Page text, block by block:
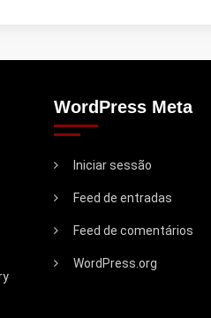
WordPress Meta
Iniciar sessão
Feed de entradas
Feed de comentários
WordPress.org